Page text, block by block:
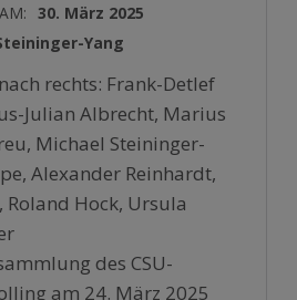
30. März 2025
Yang
rechts: Frank-Detlef
Julian Albrecht, Marius
Michael Steininger-
Alexander Reinhardt,
Roland Hock, Ursula
des CSU-
am 24. März 2025